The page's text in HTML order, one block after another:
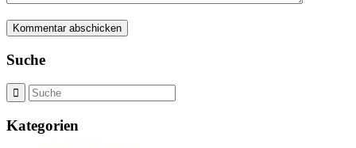
Suche
Kategorien